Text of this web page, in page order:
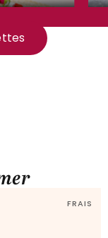
FRAIS